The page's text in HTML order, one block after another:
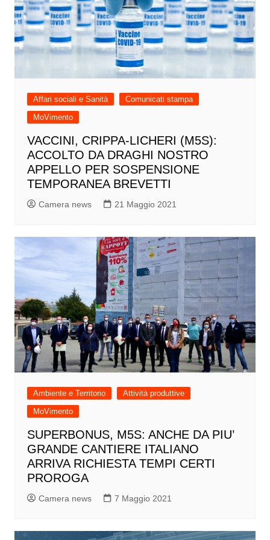
Affari sociali e Sanità
Comunicati stampa
MoVimento
VACCINI, CRIPPA-LICHERI (M5S):
ACCOLTO DA DRAGHI NOSTRO
APPELLO PER SOSPENSIONE
TEMPORANEA BREVETTI
Camera news 21 Maggio 2021
Ambiente e Territorio
Attività produttive
MoVimento
SUPERBONUS, M5S: ANCHE DA PIU’
GRANDE CANTIERE ITALIANO
ARRIVA RICHIESTA TEMPI CERTI
PROROGA
Camera news 7 Maggio 2021